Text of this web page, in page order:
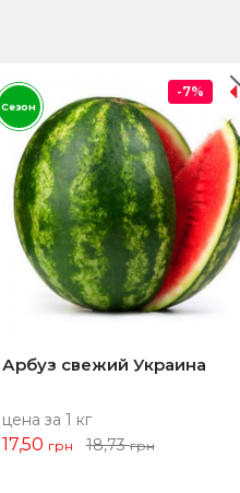
Арбуз свежий Украина
цена за 1 кг
17,50 грн 18,73грн
-7%
Сезон